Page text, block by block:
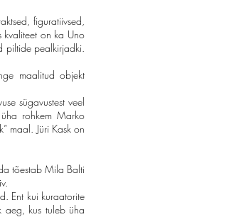
figuratiivsed,
kvaliteet on ka Uno
piltide pealkirjadki.
maalitud objekt
sügavustest veel
rohkem Marko
maal. Jüri Kask on
tõestab Mila Balti
Ent kui kuraatorite
aeg, kus tuleb üha